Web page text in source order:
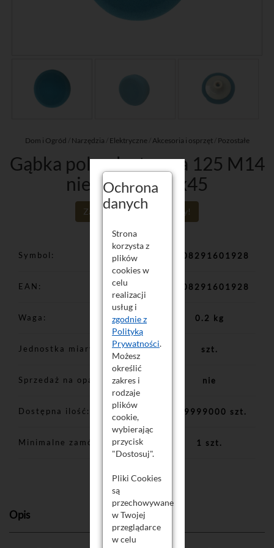
Dom i Ogród Narzędzia Elektryczne/ Akcesoria i osprzęt/ Pozostałe
Gąbka polerska tarcza 125 M14
niebieska 125x45
Zaloguj się aby poznać ceny!
Symbol 5908291601928
EAN 5908291601928
Waga 0.2 kg
Jednostka miary szt.
Sprzedaż na opakowania nie
Dostępna ilość 999999000 szt.
Minimalne zamówienie 1 szt.
Opis
Ochrona
danych
Strona
korzysta z
plików
cookies w
celu
realizacji
usług i
zgodnie z
Polityką
Prywatności.
Możesz
określić
zakres i
rodzaje
plików
cookie,
wybierając
przycisk
"Dostosuj".
Pliki Cookies
są
przechowywane
w Twojej
przeglądarce
w celu